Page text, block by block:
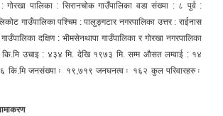
पालिका : सिरानचोक गाउँपालिका वडा संख्या : ८ पुर्व :
गाउँपालिका पश्चिम : पालुङ्गटार नगरपालिका उत्तर : राईनास
दक्षिण : भीमसेनथापा गाउँपालिका र गोरखा नगरपालिका
कि.मि उचाइ : ४३४ मि. देखि १९७३ मि. सम्म औसत लम्वाई : १४
कि.मि जनसंख्या ः १९,७१९ जनघनत्व ः १६२ कुल परिवारहरु ः